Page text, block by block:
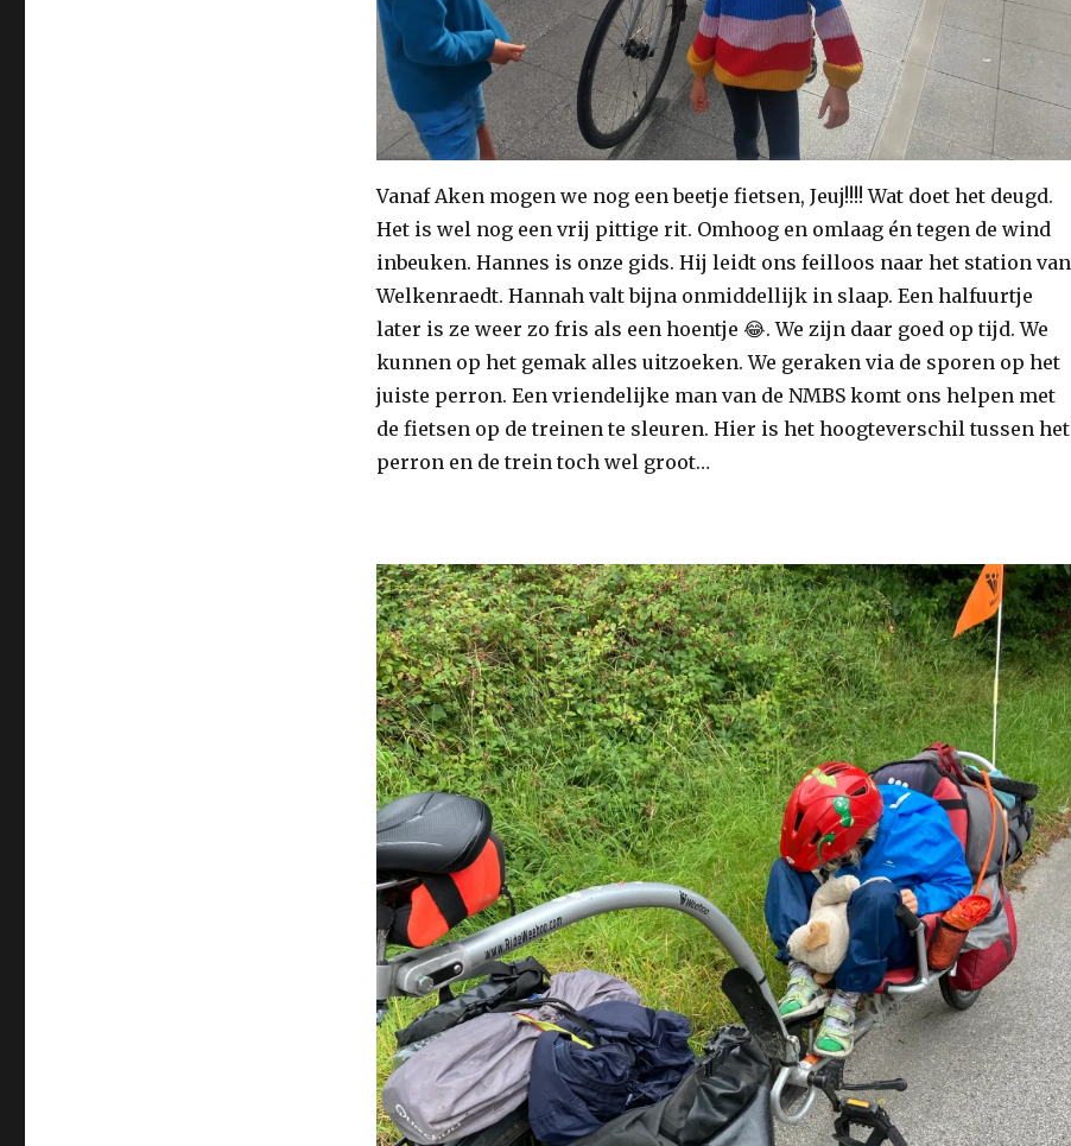
Vanaf Aken mogen we nog een beetje fietsen, Jeuj!!!! Wat doet het deugd.
Het is wel nog een vrij pittige rit. Omhoog en omlaag én tegen de wind
inbeuken. Hannes is onze gids. Hij leidt ons feilloos naar het station van
Welkenraedt. Hannah valt bijna onmiddellijk in slaap. Een halfuurtje
later is ze weer zo fris als een hoentje 😂. We zijn daar goed op tijd. We
kunnen op het gemak alles uitzoeken. We geraken via de sporen op het
juiste perron. Een vriendelijke man van de NMBS komt ons helpen met
de fietsen op de treinen te sleuren. Hier is het hoogteverschil tussen het
perron en de trein toch wel groot…